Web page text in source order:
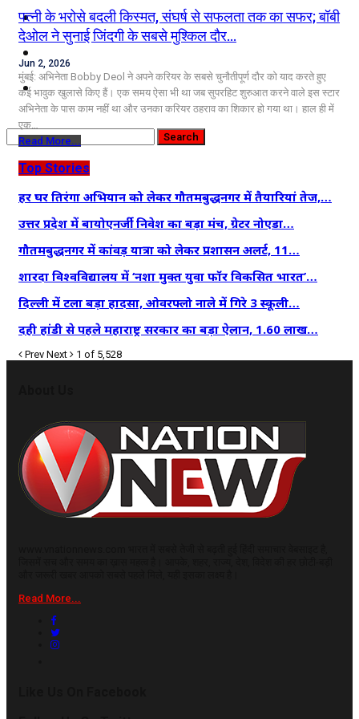
कृषि
विज्ञान तकनीकी
पत्नी के भरोसे बदली किस्मत, संघर्ष से सफलता तक का सफर; बॉबी
देओल ने सुनाई जिंदगी के सबसे मुश्किल दौर…
Jun 2, 2026
मुंबई: अभिनेता Bobby Deol ने अपने करियर के सबसे चुनौतीपूर्ण दौर को याद करते हुए
कई भावुक खुलासे किए हैं। एक समय ऐसा भी था जब सुपरहिट शुरुआत करने वाले इस स्टार
अभिनेता के पास काम नहीं था और उनका करियर ठहराव का शिकार हो गया था। हाल ही में
एक…
Read More...
Top Stories
हर घर तिरंगा अभियान को लेकर गौतमबुद्धनगर में तैयारियां तेज,…
उत्तर प्रदेश में बायोएनर्जी निवेश का बड़ा मंच, ग्रेटर नोएडा…
गौतमबुद्धनगर में कांवड़ यात्रा को लेकर प्रशासन अलर्ट, 11…
शारदा विश्वविद्यालय में ‘नशा मुक्त युवा फॉर विकसित भारत’…
दिल्ली में टला बड़ा हादसा, ओवरफ्लो नाले में गिरे 3 स्कूली…
दही हांडी से पहले महाराष्ट्र सरकार का बड़ा ऐलान, 1.60 लाख…
Prev Next 1 of 5,528
Read More...